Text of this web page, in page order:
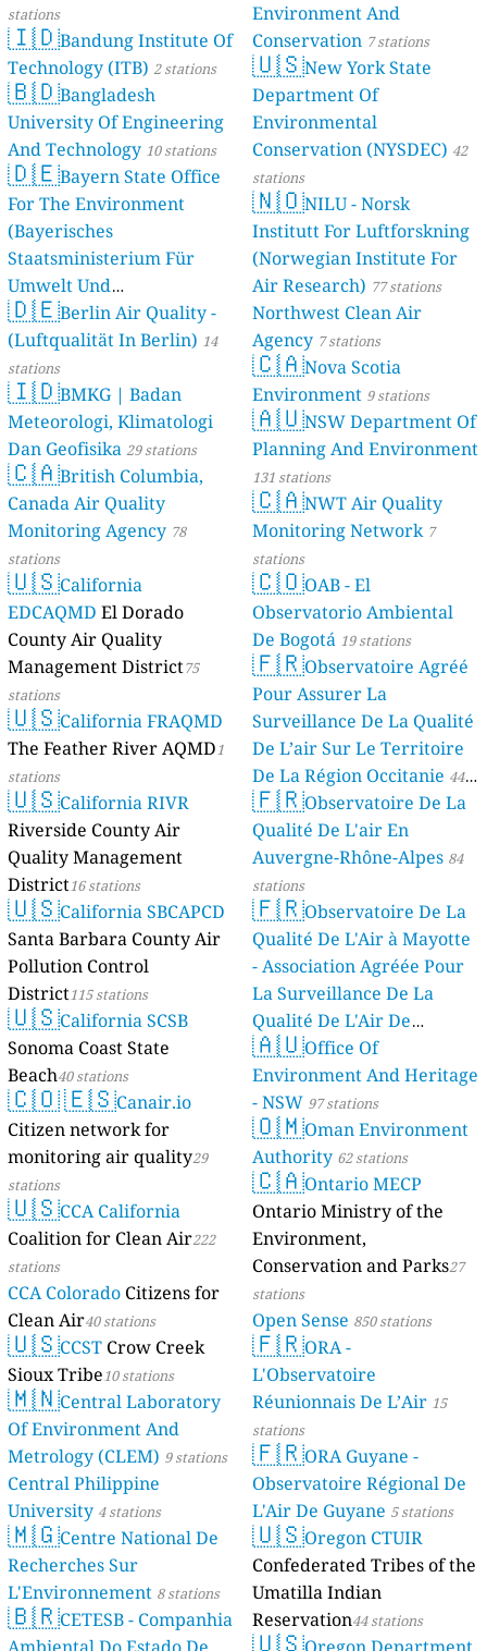
stations
🇮🇩Bandung Institute Of
Technology (ITB) 2 stations
🇧🇩Bangladesh
University Of Engineering
And Technology 10 stations
🇩🇪Bayern State Office
For The Environment
(Bayerisches
Staatsministerium Für
Umwelt Und
Verbraucherschutz) - LfU
46 stations
🇩🇪Berlin Air Quality -
(Luftqualität In Berlin) 14
stations
🇮🇩BMKG | Badan
Meteorologi, Klimatologi
Dan Geofisika 29 stations
🇨🇦British Columbia,
Canada Air Quality
Monitoring Agency 78
stations
🇺🇸California
EDCAQMD El Dorado
County Air Quality
Management District75
stations
🇺🇸California FRAQMD
The Feather River AQMD1
stations
🇺🇸California RIVR
Riverside County Air
Quality Management
District16 stations
🇺🇸California SBCAPCD
Santa Barbara County Air
Pollution Control
District115 stations
🇺🇸California SCSB
Sonoma Coast State
Beach40 stations
🇨🇴🇪🇸Canair.io
Citizen network for
monitoring air quality29
stations
🇺🇸CCA California
Coalition for Clean Air222
stations
CCA Colorado Citizens for
Clean Air40 stations
🇺🇸CCST Crow Creek
Sioux Tribe10 stations
🇲🇳Central Laboratory
Of Environment And
Metrology (CLEM) 9 stations
Central Philippine
University 4 stations
🇲🇬Centre National De
Recherches Sur
L'Environnement 8 stations
🇧🇷CETESB - Companhia
Environment And
Conservation 7 stations
🇺🇸New York State
Department Of
Environmental
Conservation (NYSDEC) 42
stations
🇳🇴NILU - Norsk
Institutt For Luftforskning
(Norwegian Institute For
Air Research) 77 stations
Northwest Clean Air
Agency 7 stations
🇨🇦Nova Scotia
Environment 9 stations
🇦🇺NSW Department Of
Planning And Environment
131 stations
🇨🇦NWT Air Quality
Monitoring Network 7
stations
🇨🇴OAB - El
Observatorio Ambiental
De Bogotá 19 stations
🇫🇷Observatoire Agréé
Pour Assurer La
Surveillance De La Qualité
De L’air Sur Le Territoire
De La Région Occitanie 44
stations
🇫🇷Observatoire De La
Qualité De L'air En
Auvergne-Rhône-Alpes 84
stations
🇫🇷Observatoire De La
Qualité De L'Air à Mayotte
- Association Agréée Pour
La Surveillance De La
Qualité De L'Air De
Mayotte 4 stations
🇦🇺Office Of
Environment And Heritage
- NSW 97 stations
🇴🇲Oman Environment
Authority 62 stations
🇨🇦Ontario MECP
Ontario Ministry of the
Environment,
Conservation and Parks27
stations
Open Sense 850 stations
🇫🇷ORA -
L'Observatoire
Réunionnais De L’Air 15
stations
🇫🇷ORA Guyane -
Observatoire Régional De
L'Air De Guyane 5 stations
🇺🇸Oregon CTUIR
Confederated Tribes of the
Umatilla Indian
Reservation44 stations
🇺🇸